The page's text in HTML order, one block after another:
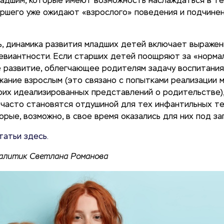
уже ожидают «взрослого» поведения и
динамика развития младших детей включает
Если старших детей поощряют за
облегчающее родителям задачу воспитания
взрослым (это связано с попытками реализации
идеализированных представлений о
становятся отдушиной для тех инфантильных
возможно, в свое время оказались для них под
здесь.
Светлана Романова